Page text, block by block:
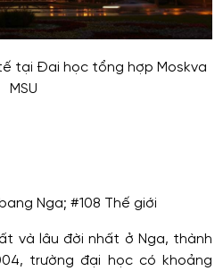
tại Đai học tổng hợp Moskva
MSU
Nga; #108 Thế giới
và lâu đời nhất ở Nga, thành
trường đại học có khoảng